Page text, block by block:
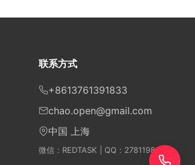
联系方式
+8613761391833
chao.open@gmail.com
中国 上海
微信：REDTASK | QQ：2781198